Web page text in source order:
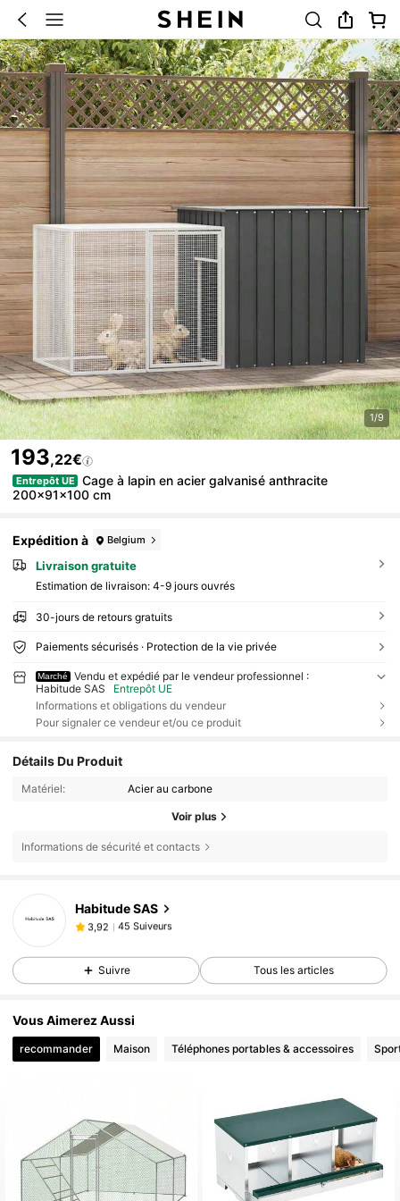
1/9
193,22€
Entrepôt UE
Cage à lapin en acier galvanisé anthracite
200x91x100 cm
Expédition à Belgium
Livraison gratuite
Estimation de livraison: 4-9 jours ouvrés
30-jours de retours gratuits
Paiements sécurisés · Protection de la vie privée
Marché
Vendu et expédié par le vendeur professionnel :
Habitude SAS
Entrepôt UE
Informations et obligations du vendeur
Pour signaler ce vendeur et/ou ce produit
Détails Du Produit
Matériel: Acier au carbone
Voir plus
Informations de sécurité et contacts
Habitude SAS
3,92
45 Suiveurs
Suivre Tous les articles
Vous Aimerez Aussi
recommander Maison Téléphones portables & accessoires